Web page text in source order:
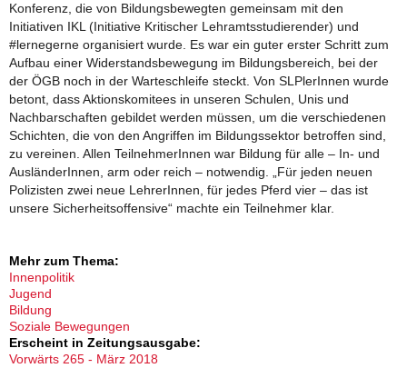
Konferenz, die von Bildungsbewegten gemeinsam mit den
Initiativen IKL (Initiative Kritischer Lehramtsstudierender) und
#lernegerne organisiert wurde. Es war ein guter erster Schritt zum
Aufbau einer Widerstandsbewegung im Bildungsbereich, bei der
der ÖGB noch in der Warteschleife steckt. Von SLPlerInnen wurde
betont, dass Aktionskomitees in unseren Schulen, Unis und
Nachbarschaften gebildet werden müssen, um die verschiedenen
Schichten, die von den Angriffen im Bildungssektor betroffen sind,
zu vereinen. Allen TeilnehmerInnen war Bildung für alle – In- und
AusländerInnen, arm oder reich – notwendig. „Für jeden neuen
Polizisten zwei neue LehrerInnen, für jedes Pferd vier – das ist
unsere Sicherheitsoffensive“ machte ein Teilnehmer klar.
Mehr zum Thema:
Innenpolitik
Jugend
Bildung
Soziale Bewegungen
Erscheint in Zeitungsausgabe:
Vorwärts 265 - März 2018